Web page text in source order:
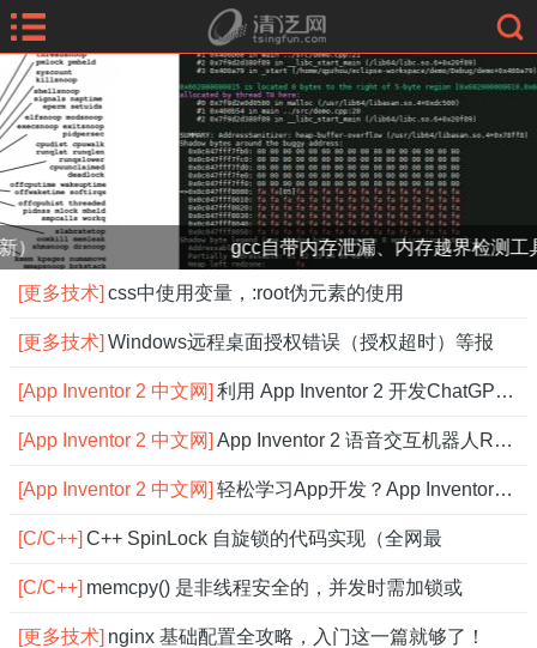
gcc自带内存泄漏、内存越界检测工具 - asan
[更多技术] css中使用变量，:root伪元素的使用
[更多技术] Windows远程桌面授权错误（授权超时）等报
[App Inventor 2 中文网] 利用 App Inventor 2 开发ChatGPT应用
[App Inventor 2 中文网] App Inventor 2 语音交互机器人Robot，
[App Inventor 2 中文网] 轻松学习App开发？App Inventor 2 中文网搞定！
[C/C++] C++ SpinLock 自旋锁的代码实现（全网最
[C/C++] memcpy() 是非线程安全的，并发时需加锁或
[更多技术] nginx 基础配置全攻略，入门这一篇就够了！